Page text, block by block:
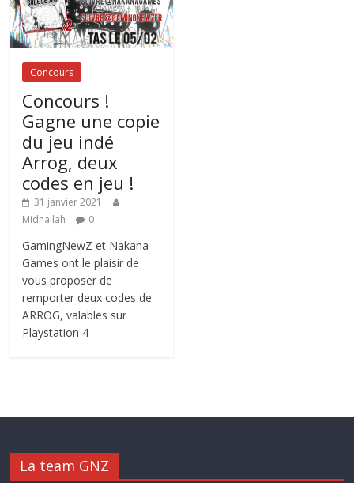
Concours
Concours !
Gagne une copie
du jeu indé
Arrog, deux
codes en jeu !
31 janvier 2021
Midnailah
0
GamingNewZ et Nakana
Games ont le plaisir de
vous proposer de
remporter deux codes de
ARROG, valables sur
Playstation 4
La team GNZ